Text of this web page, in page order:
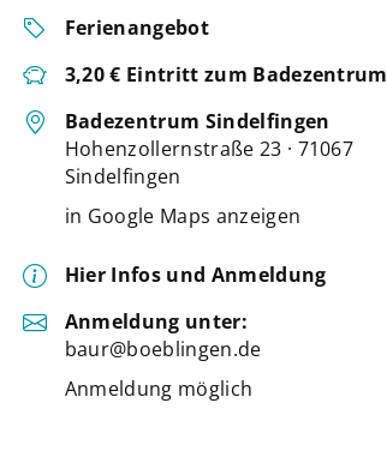
Ferienangebot
3,20 € Eintritt zum Badezentrum
Badezentrum Sindelfingen
Hohenzollernstraße 23 · 71067
Sindelfingen
in Google Maps anzeigen
Hier Infos und Anmeldung
Anmeldung unter:
baur@boeblingen.de
Anmeldung möglich